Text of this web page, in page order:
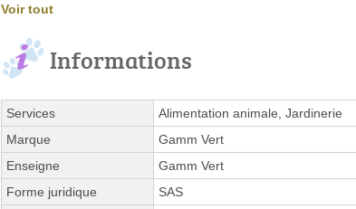
Voir tout
Informations
Services
Alimentation animale, Jardinerie
Marque
Gamm Vert
Enseigne
Gamm Vert
Forme juridique
SAS